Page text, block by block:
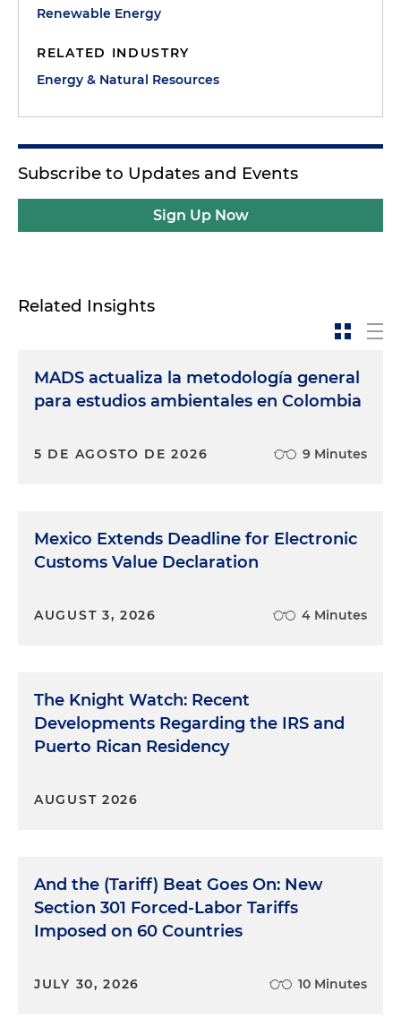
Renewable Energy
RELATED INDUSTRY
Energy & Natural Resources
Subscribe to Updates and Events
Sign Up Now
Related Insights
MADS actualiza la metodología general
para estudios ambientales en Colombia
5 DE AGOSTO DE 2026 9 Minutes
Mexico Extends Deadline for Electronic
Customs Value Declaration
AUGUST 3, 2026 4 Minutes
The Knight Watch: Recent
Developments Regarding the IRS and
Puerto Rican Residency
AUGUST 2026
And the (Tariff) Beat Goes On: New
Section 301 Forced-Labor Tariffs
Imposed on 60 Countries
JULY 30, 2026 10 Minutes